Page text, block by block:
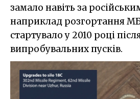
замало навіть за
наприклад розгортання
стартувало у 2010 році
випробувальних пусків.